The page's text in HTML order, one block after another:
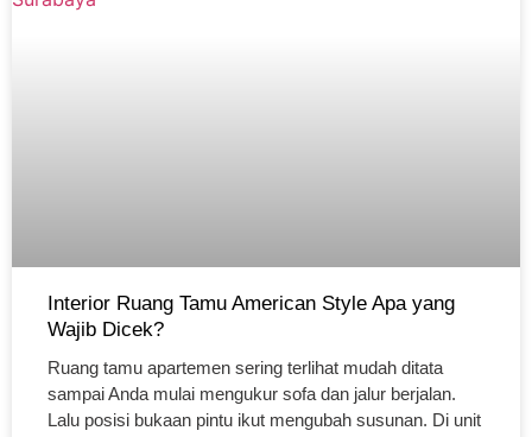
Interior Ruang Tamu American Style Apa yang
Wajib Dicek?
Ruang tamu apartemen sering terlihat mudah ditata
sampai Anda mulai mengukur sofa dan jalur berjalan.
Lalu posisi bukaan pintu ikut mengubah susunan. Di unit